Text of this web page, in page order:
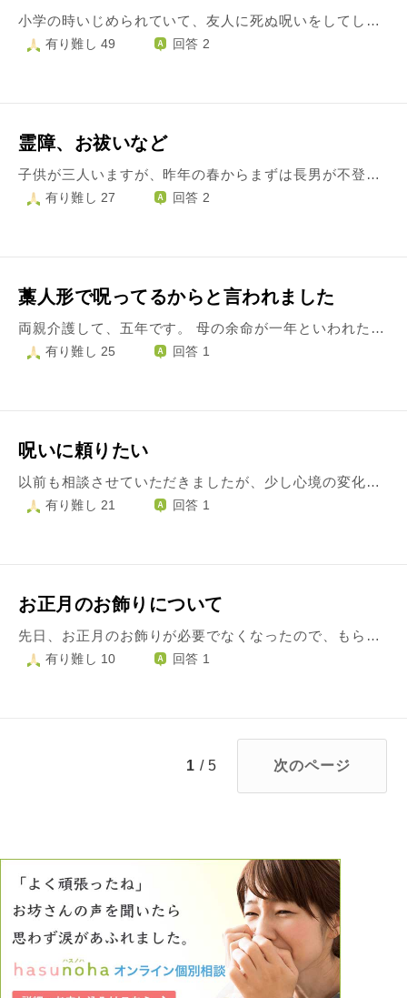
小学の時いじめられていて、友人に死ぬ呪いをしてしまいました。本当に亡くなってしまいました。この件では、3ヶ月反省しました。神様、先祖、お寺でも謝りました。でも、罪悪感は消えません。僕は地獄にいくのでしょうか。今を幸せに生きていいのでしょうか？分かりません。天国に行けるでしょうか？もうやらないと自分の中で誓いました。どうしたら、許してもらって天国にいけますか？そして、この呪いをしてしまった事は忘れていんでしょうか？
有り難し 49 回答 2
霊障、お祓いなど
子供が三人いますが、昨年の春からまずは長男が不登校→通信制高校へ転校 中学生の子も不登校（部活やテストは行ってます。） 小学生の子は五月雨登校、教室に行けない日も保健室で勉強したりして、学校へはほぼ毎日行ってます。 昨年の春まではみんな、普通に登校してました。 今は、それぞれカウンセリングを受けたり、試行錯誤しながら、背中を押したり引いたりしながら私も過ごしてます。 昨年の春まで、パートで勤めてたのですが、そこの方がコロナに感染してしまい残念ながらお亡くなりになりました。 それをきっかけに、主人が勤めることを反対し、仕事をやめました。 それから、次々と子供たちが不登校になっていきました。 この出来事と子供の不登校が因果関係があるとは思ってませんが、一度、区切りとして霊障やお祓いをしてもらったほうがよいのかと考えてます。 霊障のせいとか思ってるわけではないですが、可能性としてあるのであれば、私も前へ進むために、どこかお寺などでみてもらおうかと考えてます。 そこでなにもなければ、コツコツ出来ることをやるだけだと思ってます。 しかし、ネットなどで調べても、どういうところでお願いしたらよいかわかりません。 お寺とかではなく、霊能者と名乗る人が霊障をみてくれたりするのをネットでみますが、ちょっと怖い気もして躊躇してます。 実家が真言宗で、いつもお世話になっているお寺さんに相談しましたが、前の代の方は霊障はみることができたけど、今はできないと言われました。 何か良い方法はないでしょうか？
有り難し 27 回答 2
藁人形で呪ってるからと言われました
両親介護して、五年です。 母の余命が一年といわれた昨年から、絶縁状態だった妹二人から、両親介護以外に両親の年金を使って不正したら、訴える 相続放棄しなければ、藁人形で呪いをしてやる ネット通販で買えるからと言われました。 昨年、脊柱管狭窄症、頚椎症、骨折、喘息、頸動脈プラーク、胃炎 ボロボロになりました。夫も62歳ですので、2人でフルに働いて住宅ローンを返してます。昨年骨折で二ヶ月休み、資金もコロナの関係で主人の年収が極端に下がり、年末、主人まで頭を強打する事故がおきました。 両親 父とは、戸籍上だけの関係です。妹2人は、両親の子供で2人で仲良くしてますが、私は何につけても蚊帳の外 両親から虐待されて育ったのを妹達が見て育ったので、 姉という感覚は、妹達にはありません。 介護が必要な状態になったら、急に連絡がきて、長女なんだからと面倒見るのが当たり前と言われ、市役所に私の連絡先を登録され、病院のキーパーソンにされ、逃げられない状態になりました。 呪いとは、本当にあるのでしょうか？藁人形で呪う行為は、2女が離婚した元旦那さんにもやろうとして、止めた事があります。 あるのなら対処は、いかにしたら宜しいでしょうか？ 財産は、両親の介護は年金からですが、実家の屋根、水漏れで私の車を売却したので、それだけ返して貰えば放棄しても良いと答えたのですが、車のお金などしらぬと 困ってます ご教授下さいませ あちこち身体がおかしくなってきてます。
有り難し 25 回答 1
呪いに頼りたい
以前も相談させていただきましたが、少し心境の変化がありました。 とても呪いたいという気持ちが強く、何度もその人の不幸を願ってしまいます。 その人が不幸にならない限り自分は幸せになれないのではと思うほどです。 SNSでその人が苦しい思いをしていないか定期的にチェックする日々です。 私が幸せになるには人の不幸が必要なものなのでしょうか？ もう好きなことでも楽しむことが出来ません。助けて下さい。
有り難し 21 回答 1
お正月のお飾りについて
先日、お正月のお飾りが必要でなくなったので、もらってくれなかと兄から言われました。奥さんの身内にご不幸があったようです。とりあえずもらったものの、それを飾ってもよいものか迷いました。すみません、よろしくお願いいたします。
有り難し 10 回答 1
1 / 5 次のページ